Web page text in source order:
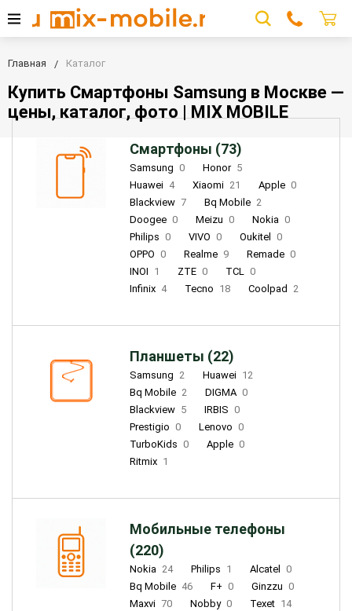
Главная Каталог
Купить Смартфоны Samsung в Москве —
цены, каталог, фото | MIX MOBILE
Смартфоны (73)
Samsung 0 Honor 5
Huawei 4 Xiaomi 21 Apple 0
Blackview 7 Bq Mobile 2
Doogee 0 Meizu 0 Nokia 0
Philips 0 VIVO 0 Oukitel
0
OPPO 0 Realme 9 Remade 0
INOI 1 ZTE 0 TCL 0
Infinix 4 Tecno 18 Coolpad 2
Планшеты (22)
Samsung 2 Huawei 12
Bq Mobile 2 DIGMA 0
Blackview 5 IRBIS 0
Prestigio 0 Lenovo 0
TurboKids 0 Apple 0
Ritmix 1
Мобильные телефоны
(220)
Nokia 24 Philips 1 Alcatel
0
Bq Mobile 46 F+ 0 Ginzzu 0
Maxvi 70 Nobby 0 Texet 14